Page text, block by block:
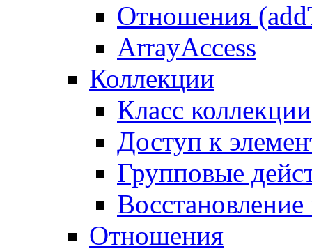
Отношения
ArrayAccess
Коллекции
Класс коллекции
Доступ к
Групповые
Отношения